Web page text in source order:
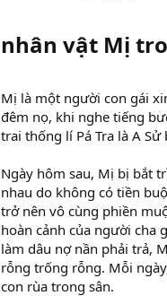
nhân vật Mị
Mị là một người con gái
đêm nọ, khi nghe tiếng
trai thống lí Pá Tra là A Sử
Ngày hôm sau, Mị bị bắt
nhau do không có tiền
trở nên vô cùng phiền
hoàn cảnh của người cha
làm dâu nợ nần phải trả,
rỗng trống rỗng. Mỗi
con rùa trong sân.